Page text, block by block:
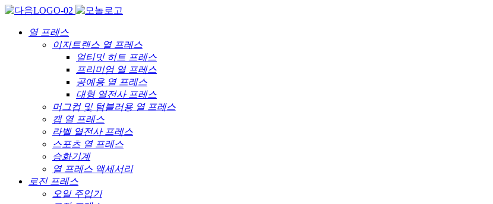
열 프레스
이지트랜스 열 프레스
얼티밋 히트 프레스
프리미엄 열 프레스
공예용 열 프레스
대형 열전사 프레스
머그컵 및 텀블러용 열 프레스
캡 열 프레스
라벨 열전사 프레스
스포츠 열 프레스
승화기계
열 프레스 액세서리
로진 프레스
오일 주입기